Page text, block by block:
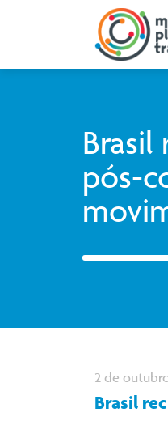
Brasil
pós-
2 de
Brasil